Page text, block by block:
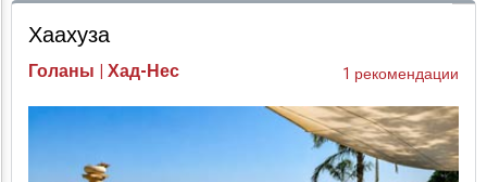
Хаахуза
Голаны | Хад-Нес 1 рекомендации